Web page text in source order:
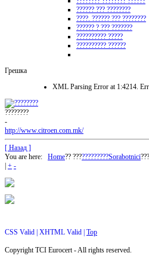
?????? ??? ????????
????. ?????? ??? ????????
?????? ? ??? ???????
?????????? ?????
?????????? ??????
Грешка
XML Parsing Error at 1:4214.
????????
-
http://www.citroen.com.mk/
[ Назад ]
You are here: Home?? ????????????Sorabotnici
+ -
CSS Valid | XHTML Valid | Top
Copyright TCI Eurocert - All rights reserved.